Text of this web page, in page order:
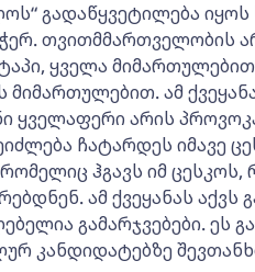
გადაწყვეტილება იყოს
თვითმმართველობის
ყველა
მიმართულებით. ამ
ყველაფერი არის
ჩატარდეს იმავე
ჰგავს იმ ცესკოს,
ამ ქვეყანას
გამარჯვებები. ეს
კანდიდატებზე